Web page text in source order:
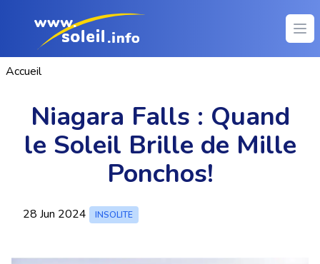
Accueil
Niagara Falls : Quand
le Soleil Brille de Mille
Ponchos!
28 Jun 2024 INSOLITE